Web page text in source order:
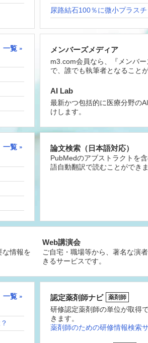
尿路結石100％に微小プラス
一覧
メンバーズメディア
m3.com会員なら、『メンバ
で、誰でも執筆者となること
AI Lab
最新かつ包括的に医療分野の
けします。
一覧
論文検索（日本語対応）
PubMedのアブストラクトを
語自動翻訳で読むことができま
な情報を
Web講演会
ご自宅・職場等から、著名な演
きるサービスです。
一覧
認定薬剤師ナビ 薬剤師
研修認定薬剤師の単位が取得
きます。
薬剤師のための研修情報検索